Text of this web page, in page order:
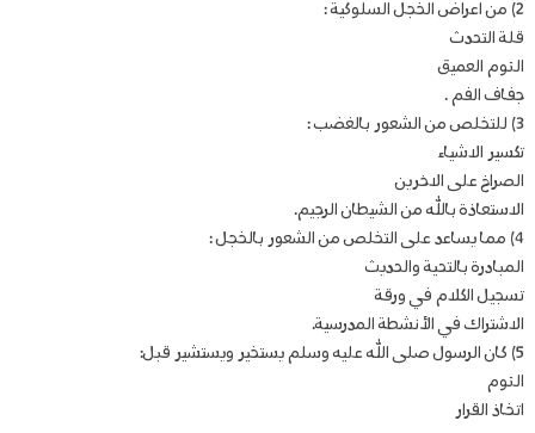
2) من اعراض الخجل السلوكية :
قلة التحدث
النوم العميق
جفاف الفم .
3) للتخلص من الشعور بالغضب :
تكسير الاشياء
الصراخ على الاخرين
الاستعاذة بالله من الشيطان الرجيم.
4) مما يساعد على التخلص من الشعور بالخجل :
المبادرة بالتحية والحديث
تسجيل الكلام في ورقة
الاشتراك في الأنشطة المدرسية.
5) كان الرسول صلى الله عليه وسلم يستخير ويستشير قبل:
النوم
اتخاذ القرار